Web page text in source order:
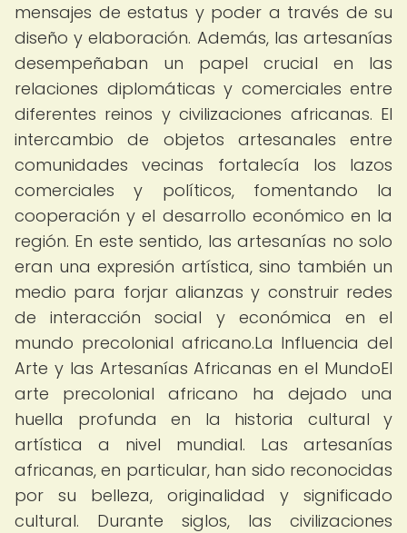
mensajes de estatus y poder a través de su
diseño y elaboración. Además, las artesanías
desempeñaban un papel crucial en las
relaciones diplomáticas y comerciales entre
diferentes reinos y civilizaciones africanas. El
intercambio de objetos artesanales entre
comunidades vecinas fortalecía los lazos
comerciales y políticos, fomentando la
cooperación y el desarrollo económico en la
región. En este sentido, las artesanías no solo
eran una expresión artística, sino también un
medio para forjar alianzas y construir redes
de interacción social y económica en el
mundo precolonial africano.La Influencia del
Arte y las Artesanías Africanas en el MundoEl
arte precolonial africano ha dejado una
huella profunda en la historia cultural y
artística a nivel mundial. Las artesanías
africanas, en particular, han sido reconocidas
por su belleza, originalidad y significado
cultural. Durante siglos, las civilizaciones